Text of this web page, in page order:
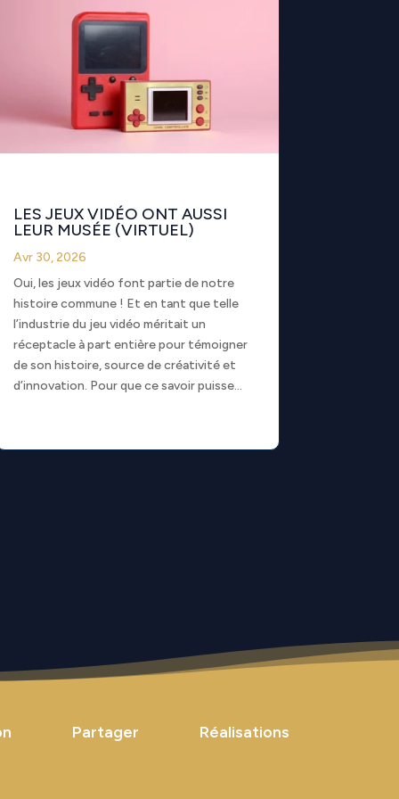
LES JEUX VIDÉO ONT AUSSI
LEUR MUSÉE (VIRTUEL)
Avr 30, 2026
Oui, les jeux vidéo font partie de notre
histoire commune ! Et en tant que telle
l’industrie du jeu vidéo méritait un
réceptacle à part entière pour témoigner
de son histoire, source de créativité et
d’innovation. Pour que ce savoir puisse...
Partager Réalisations